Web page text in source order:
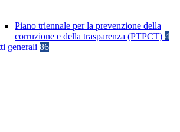
Piano triennale per la prevenzione della
corruzione e della trasparenza (PTPCT) 4
generali 86